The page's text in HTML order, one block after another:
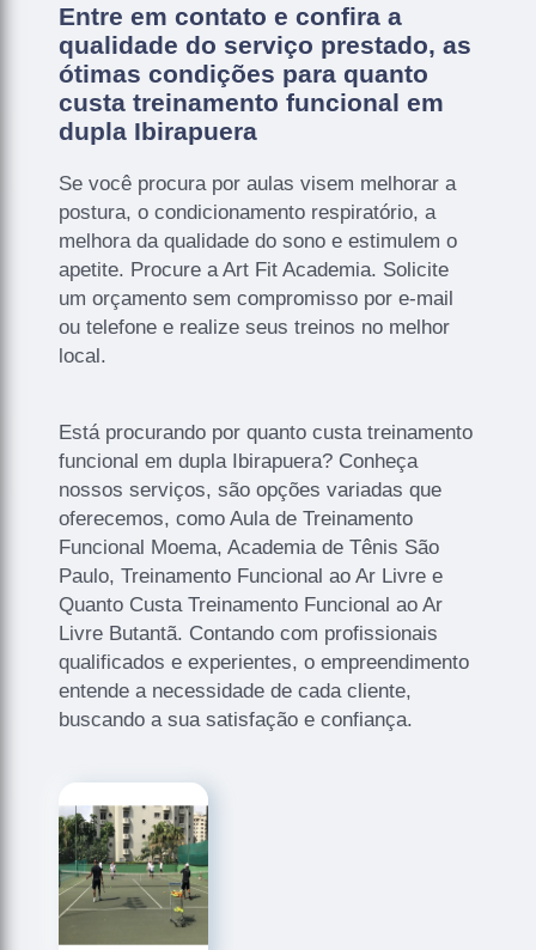
Entre em contato e confira a
qualidade do serviço prestado, as
ótimas condições para quanto
custa treinamento funcional em
dupla Ibirapuera
Se você procura por aulas visem melhorar a
postura, o condicionamento respiratório, a
melhora da qualidade do sono e estimulem o
apetite. Procure a Art Fit Academia. Solicite
um orçamento sem compromisso por e-mail
ou telefone e realize seus treinos no melhor
local.
Está procurando por quanto custa treinamento
funcional em dupla Ibirapuera? Conheça
nossos serviços, são opções variadas que
oferecemos, como Aula de Treinamento
Funcional Moema, Academia de Tênis São
Paulo, Treinamento Funcional ao Ar Livre e
Quanto Custa Treinamento Funcional ao Ar
Livre Butantã. Contando com profissionais
qualificados e experientes, o empreendimento
entende a necessidade de cada cliente,
buscando a sua satisfação e confiança.